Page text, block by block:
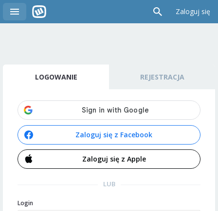
Zaloguj się
LOGOWANIE REJESTRACJA
Zaloguj się z Facebook
Zaloguj się z Apple
LUB
Login